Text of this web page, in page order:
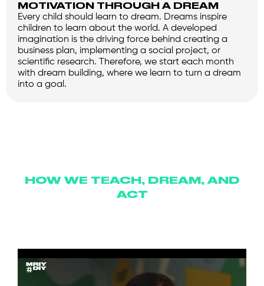
MOTIVATION THROUGH A DREAM
Every child should learn to dream. Dreams inspire
children to learn about the world. A developed
imagination is the driving force behind creating a
business plan, implementing a social project, or
scientific research. Therefore, we start each month
with dream building, where we learn to turn a dream
into a goal.
HOW WE TEACH, DREAM, AND
ACT